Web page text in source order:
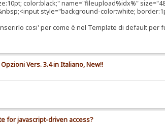
color:black;" name="fileupload%idx%"
style="background-color:white;
cosi' per come è nel Template di default
Vers. 3.4 in Italiano, New!!
for javascript-driven access?